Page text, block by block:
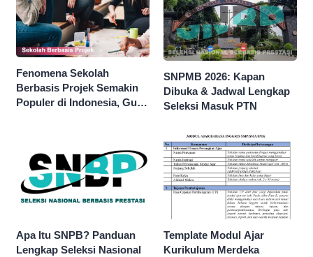
Fenomena Sekolah
Berbasis Projek Semakin
Populer di Indonesia, Guru
SNPMB 2026: Kapan
Dibuka & Jadwal Lengkap
Seleksi Masuk PTN
Apa Itu SNPB? Panduan
Lengkap Seleksi Nasional
Template Modul Ajar
Kurikulum Merdeka